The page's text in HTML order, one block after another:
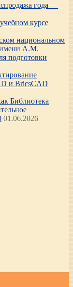
года —
курсе
национальном
имени А.М.
подготовки
и BricsCAD
Библиотека
01.06.2026